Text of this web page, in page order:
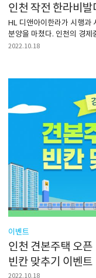
인천 작전 한라비발
HL 디앤아이한라가 시행과
분양을 마쳤다. 인천의 경제
2022.10.18
이벤트
인천 견본주택 오픈
빈칸 맞추기 이벤트
2022.10.18